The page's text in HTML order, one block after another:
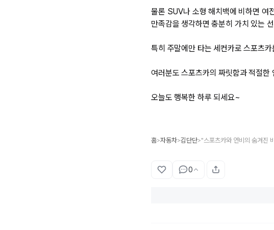
물론 SUV나 소형 해치백에 비하면 여
만족감을 생각하면 충분히 가치 있는
특히 주말에만 타는 세컨카로 스포츠
여러분도 스포츠카의 짜릿함과 적절
오늘도 행복한 하루 되세요~
홈>자동차>김단단>
0